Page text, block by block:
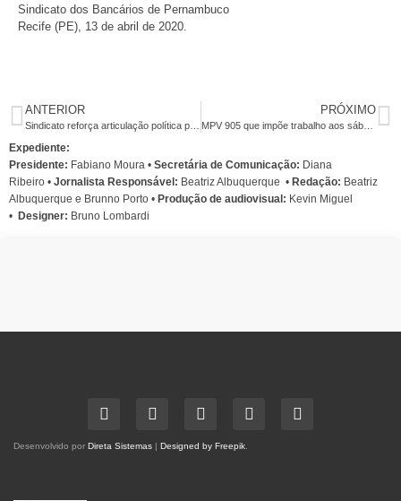
Sindicato dos Bancários de Pernambuco
Recife (PE), 13 de abril de 2020.
ANTERIOR PRÓXIMO
MPV 905 que impõe trabalho aos sábados e jornada de 8 horas para os bancários será votada nesta terça-feira (14)
Expediente:
Presidente: Fabiano Moura • Secretária de Comunicação: Diana
Ribeiro • Jornalista Responsável: Beatriz Albuquerque • Redação: Beatriz
Albuquerque e Brunno Porto • Produção de audiovisual: Kevin Miguel
• Designer: Bruno Lombardi
Desenvolvido por Direta Sistemas | Designed by Freepik